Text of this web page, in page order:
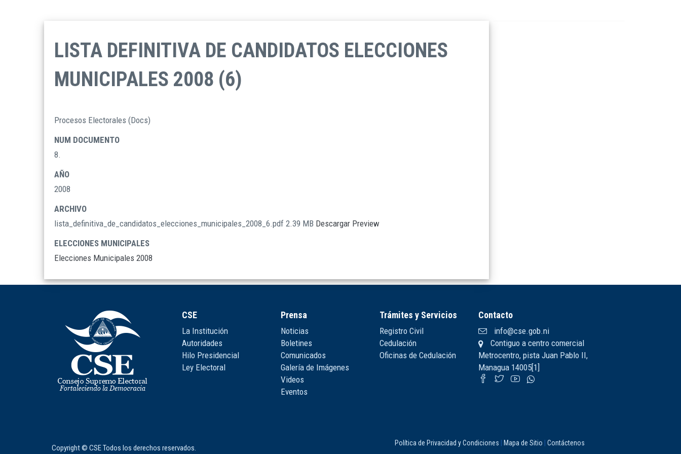
LISTA DEFINITIVA DE CANDIDATOS ELECCIONES
MUNICIPALES 2008 (6)
DOCUMENTOS
Procesos Electorales (Docs)
NUM DOCUMENTO
8.
AÑO
2008
ARCHIVO
lista_definitiva_de_candidatos_elecciones_municipales_2008_6.pdf 2.39 MB Descargar Preview
ELECCIONES MUNICIPALES
Elecciones Municipales 2008
CSE
La Institución
Autoridades
Hilo Presidencial
Ley Electoral
Prensa
Noticias
Boletines
Comunicados
Galería de Imágenes
Videos
Eventos
Trámites y Servicios
Registro Civil
Cedulación
Oficinas de Cedulación
Contacto
info@cse.gob.ni
Contiguo a centro comercial
Metrocentro, pista Juan Pablo II,
Managua 14005[1]
Copyright © CSE Todos los derechos reservados.
Política de Privacidad y Condiciones | Mapa de Sitio | Contáctenos